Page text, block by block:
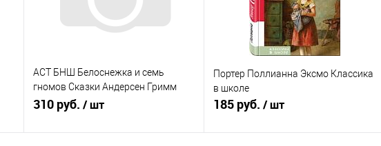
АСТ БНШ Белоснежка и семь
гномов Сказки Андерсен Гримм
Перро
310 руб. / шт
Портер Поллианна Эксмо Классика
в школе
185 руб. / шт